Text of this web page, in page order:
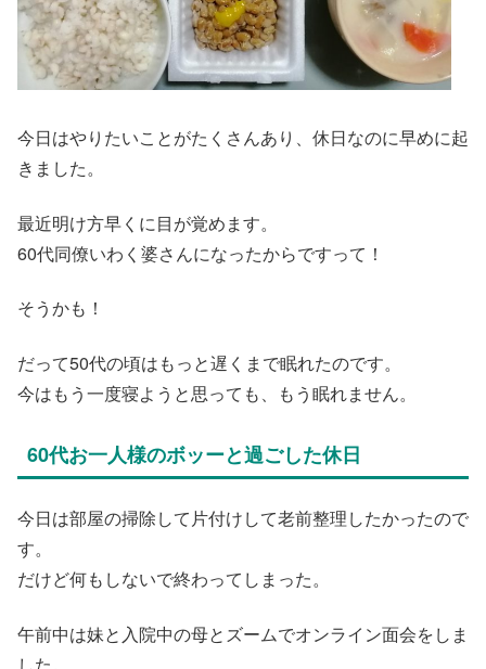
今日はやりたいことがたくさんあり、休日なのに早めに起
きました。
最近明け方早くに目が覚めます。
60代同僚いわく婆さんになったからですって！
そうかも！
だって50代の頃はもっと遅くまで眠れたのです。
今はもう一度寝ようと思っても、もう眠れません。
60代お一人様のボッーと過ごした休日
今日は部屋の掃除して片付けして老前整理したかったので
す。
だけど何もしないで終わってしまった。
午前中は妹と入院中の母とズームでオンライン面会をしま
した。